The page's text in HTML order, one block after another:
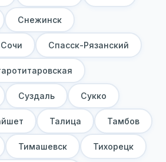
Снежинск
Сочи Спасск-Рязанский
Суздаль Сукко
Талица Тамбов
Тимашевск Тихорецк